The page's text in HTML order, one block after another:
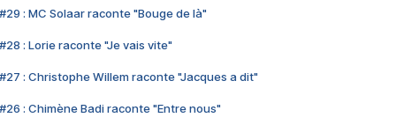
#29 : MC Solaar raconte "Bouge de là"
#28 : Lorie raconte "Je vais vite"
#27 : Christophe Willem raconte "Jacques a dit"
#26 : Chimène Badi raconte "Entre nous"